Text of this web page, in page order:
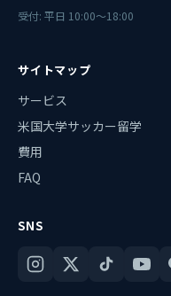
受付: 平日 10:00〜18:00
サイトマップ
サービス
米国大学サッカー留学
費用
FAQ
SNS